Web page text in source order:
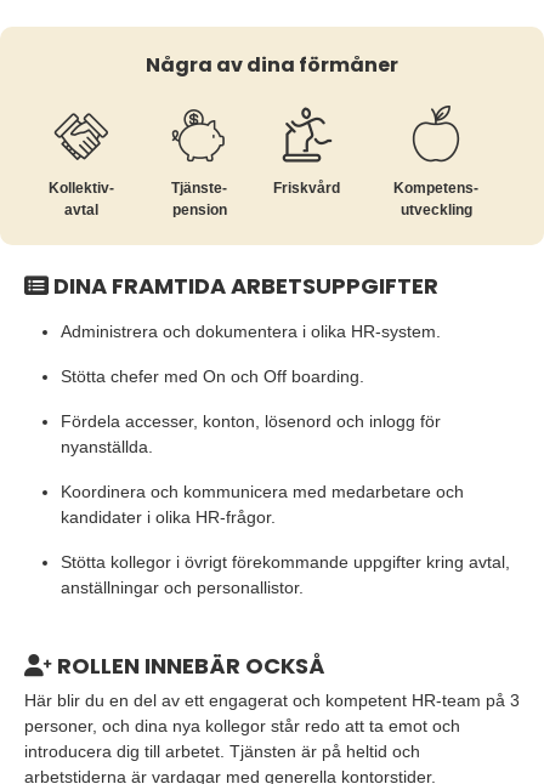
Några av dina förmåner
Kollektiv­
avtal
Tjänste­
pension
Friskvård
Kompetens­
utveckling
DINA FRAMTIDA ARBETSUPPGIFTER
Administrera och dokumentera i olika HR-system.
Stötta chefer med On och Off boarding.
Fördela accesser, konton, lösenord och inlogg för
nyanställda.
Koordinera och kommunicera med medarbetare och
kandidater i olika HR-frågor.
Stötta kollegor i övrigt förekommande uppgifter kring avtal,
anställningar och personallistor.
ROLLEN INNEBÄR OCKSÅ
Här blir du en del av ett engagerat och kompetent HR-team på 3
personer, och dina nya kollegor står redo att ta emot och
introducera dig till arbetet. Tjänsten är på heltid och
arbetstiderna är vardagar med generella kontorstider.